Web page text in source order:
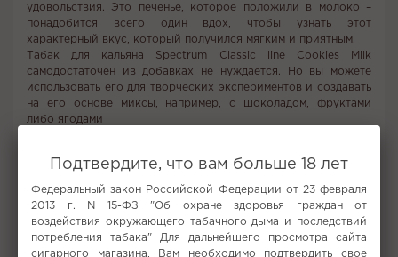
удовольствия. Это печенье, которое положили в молоко –
понадобится всего один вдох, чтобы узнать этот
характерный вкус, который получился мягким и приятным.
Табак для кальяна Spectrum Classic line Cookies Milk
самодостаточен ив добавках не нуждается. Но вы можете
использовать его для творческих экспериментов и создавать
на его основе миксы, например, с шоколадом, фруктами
либо ягодами
Все вкусы табака для кальяна Spectrum
Не забудьте купить
Подтвердите, что вам больше 18 лет
Федеральный закон Российской Федерации от 23 февраля
2013 г. N 15-ФЗ "Об охране здоровья граждан от
воздействия окружающего табачного дыма и последствий
потребления табака" Для дальнейшего просмотра сайта
сигарного магазина, Вам необходимо подтвердить свое